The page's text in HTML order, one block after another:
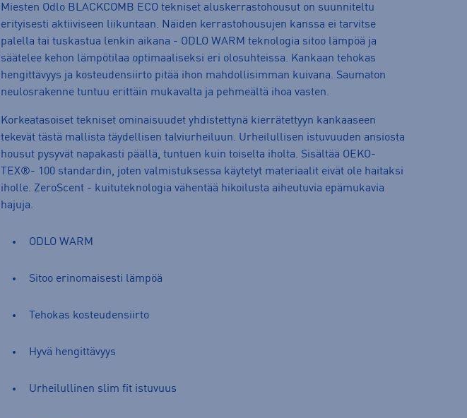
Miesten Odlo BLACKCOMB ECO tekniset aluskerrastohousut on suunniteltu
erityisesti aktiiviseen liikuntaan. Näiden kerrastohousujen kanssa ei tarvitse
palella tai tuskastua lenkin aikana - ODLO WARM teknologia sitoo lämpöä ja
säätelee kehon lämpötilaa optimaaliseksi eri olosuhteissa. Kankaan tehokas
hengittävyys ja kosteudensiirto pitää ihon mahdollisimman kuivana. Saumaton
neulosrakenne tuntuu erittäin mukavalta ja pehmeältä ihoa vasten.
Korkeatasoiset tekniset ominaisuudet yhdistettynä kierrätettyyn kankaaseen
tekevät tästä mallista täydellisen talviurheiluun. Urheilullisen istuvuuden ansiosta
housut pysyvät napakasti päällä, tuntuen kuin toiselta iholta. Sisältää OEKO-
TEX®- 100 standardin, joten valmistuksessa käytetyt materiaalit eivät ole haitaksi
iholle. ZeroScent - kuituteknologia vähentää hikoilusta aiheutuvia epämukavia
hajuja.
ODLO WARM
Sitoo erinomaisesti lämpöä
Tehokas kosteudensiirto
Hyvä hengittävyys
Urheilullinen slim fit istuvuus